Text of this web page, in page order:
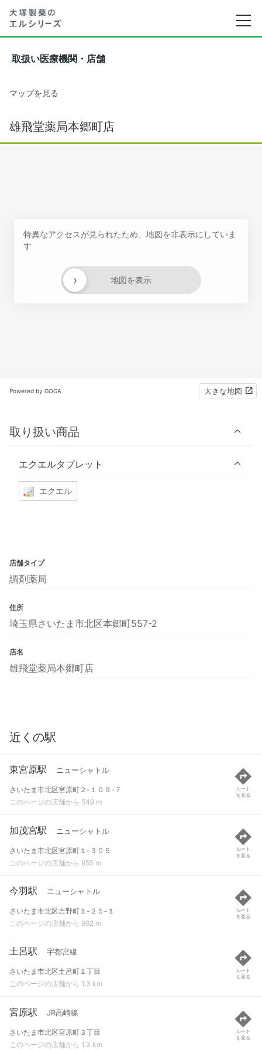
取扱い医療機関・店舗
マップを見る
雄飛堂薬局本郷町店
特異なアクセスが見られたため、地図を非表示にしていま
す
地図を表示
›
Powered by GOGA 大きな地図
取り扱い商品
エクエルタブレット
エクエル
店舗タイプ
調剤薬局
住所
埼玉県さいたま市北区本郷町557-2
店名
雄飛堂薬局本郷町店
近くの駅
東宮原駅 ニューシャトル
さいたま市北区宮原町２-１０９-７
このページの店舗から 549 m
ルート
を見る
加茂宮駅 ニューシャトル
さいたま市北区宮原町１-３０５
このページの店舗から 955 m
ルート
を見る
今羽駅 ニューシャトル
さいたま市北区吉野町１-２５-１
このページの店舗から 992 m
ルート
を見る
土呂駅 宇都宮線
さいたま市北区土呂町１丁目
このページの店舗から 1.3 km
ルート
を見る
宮原駅 JR高崎線
さいたま市北区宮原町３丁目
このページの店舗から 1.3 km
ルート
を見る